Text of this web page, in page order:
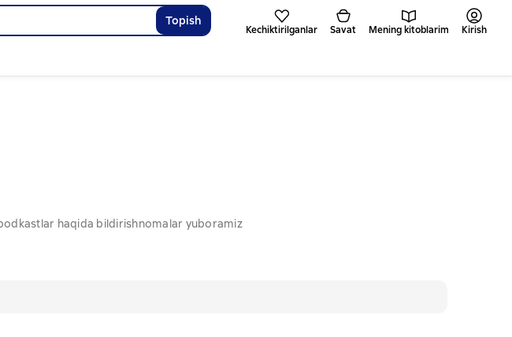
Topish
Kechiktirilganlar Savat Mening kitoblarim Kirish
haqida bildirishnomalar yuboramiz